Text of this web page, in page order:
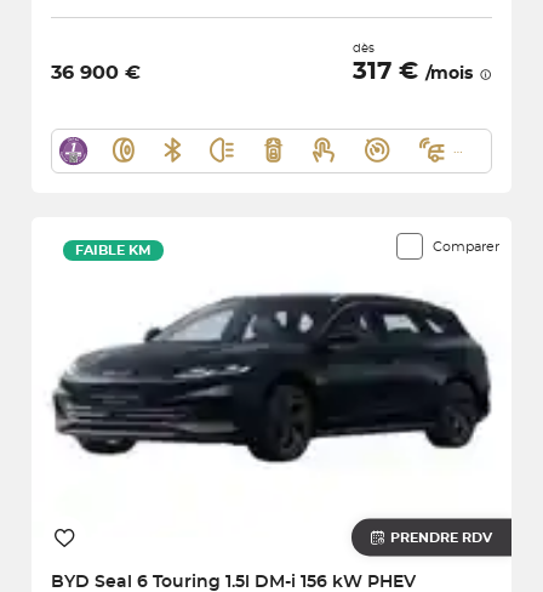
36 900 €
dès
317 € /mois
Comparer
FAIBLE KM
PRENDRE RDV
BYD Seal 6 Touring 1.5l DM-i 156 kW PHEV